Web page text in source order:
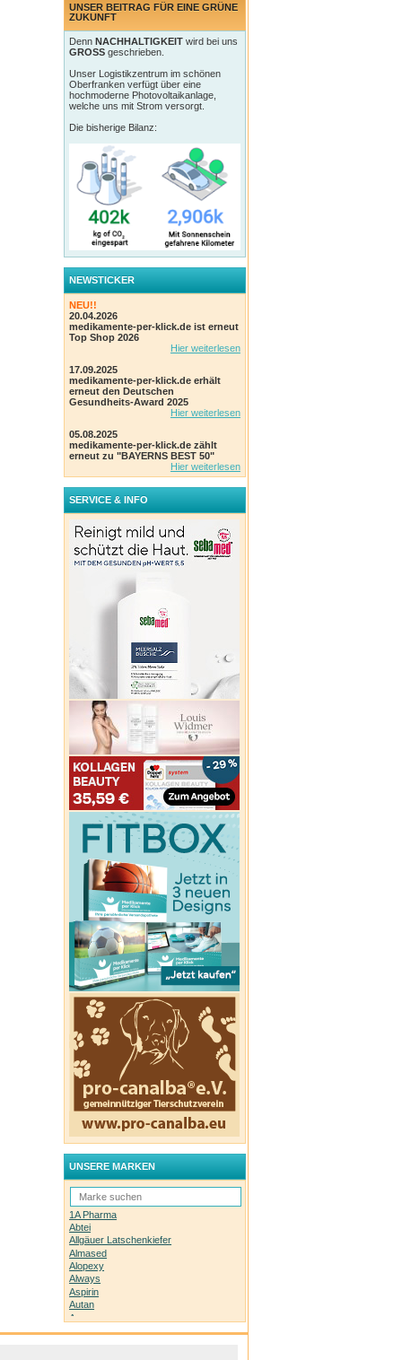
UNSER BEITRAG FÜR EINE GRÜNE
ZUKUNFT
Denn NACHHALTIGKEIT wird bei uns
GROSS geschrieben.
Unser Logistikzentrum im schönen
Oberfranken verfügt über eine
hochmoderne Photovoltaikanlage,
welche uns mit Strom versorgt.
Die bisherige Bilanz:
NEWSTICKER
NEU!!
20.04.2026
medikamente-per-klick.de ist erneut
Top Shop 2026
Hier weiterlesen
17.09.2025
medikamente-per-klick.de erhält
erneut den Deutschen
Gesundheits-Award 2025
Hier weiterlesen
05.08.2025
medikamente-per-klick.de zählt
erneut zu "BAYERNS BEST 50"
Hier weiterlesen
SERVICE & INFO
UNSERE MARKEN
1A Pharma
Abtei
Allgäuer Latschenkiefer
Almased
Alopexy
Always
Aspirin
Autan
Avene
Bachblüten-Orginal